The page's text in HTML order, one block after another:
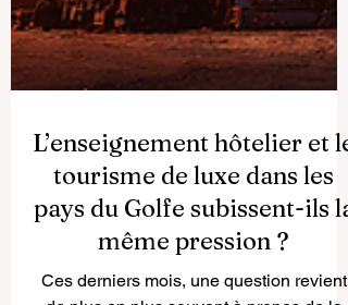
L’enseignement hôtelier et le
tourisme de luxe dans les
pays du Golfe subissent-ils la
même pression ?